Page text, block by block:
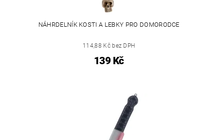
NÁHRDELNÍK KOSTI A LEBKY PRO DOMORODCE
114,88 Kč bez DPH
139 Kč